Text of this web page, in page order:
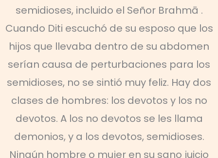
semidioses, incluido el Señor Brahmā .
Cuando Diti escuchó de su esposo que los
hijos que llevaba dentro de su abdomen
serían causa de perturbaciones para los
semidioses, no se sintió muy feliz. Hay dos
clases de hombres: los devotos y los no
devotos. A los no devotos se les llama
demonios, y a los devotos, semidioses.
Ningún hombre o mujer en su sano juicio